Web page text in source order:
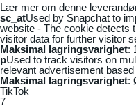
Lær mer om denne
sc_atUsed by Snapchat to
website - The cookie detects
visitor data for further visitor
Maksimal lagringsvarighet:
pUsed to track visitors on
relevant advertisement
Maksimal lagringsvarighet:
TikTok
7